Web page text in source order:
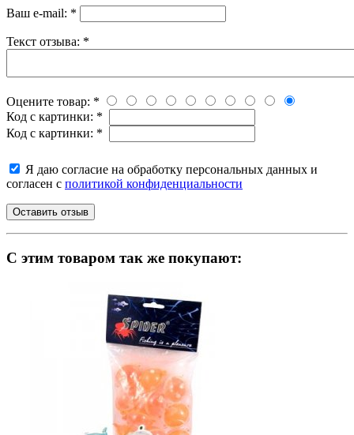
Ваш e-mail: *
Текст отзыва: *
Оцените товар: *
Код с картинки: *
Код с картинки: *
Я даю согласие на обработку персональных данных и
согласен с политикой конфиденциальности
C этим товаром так же покупают: